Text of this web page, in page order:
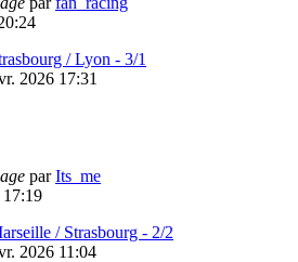
/ Lyon - 3/1
2026 17:31
parIts_me
/ Strasbourg - 2/2
2026 11:04